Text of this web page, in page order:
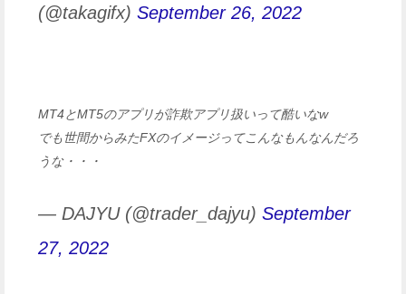
(@takagifx)September 26, 2022
MT4とMT5のアプリが詐欺アプリ扱いって酷いなw
でも世間からみたFXのイメージってこんなもんなんだろ
うな・・・
— DAJYU (@trader_dajyu)September
27, 2022